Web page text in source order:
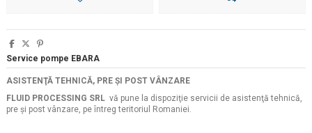
Service pompe EBARA
ASISTENŢĂ TEHNICĂ, PRE ŞI POST VÂNZARE
FLUID PROCESSING SRL vă pune la dispoziţie servicii de asistenţă tehnică,
pre şi post vânzare, pe întreg teritoriul Romaniei.